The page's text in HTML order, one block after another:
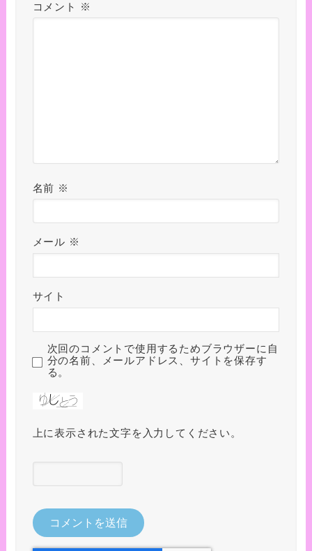
コメント ※
名前 ※
メール ※
サイト
次回のコメントで使用するためブラウザーに自
分の名前、メールアドレス、サイトを保存す
る。
上に表示された文字を入力してください。